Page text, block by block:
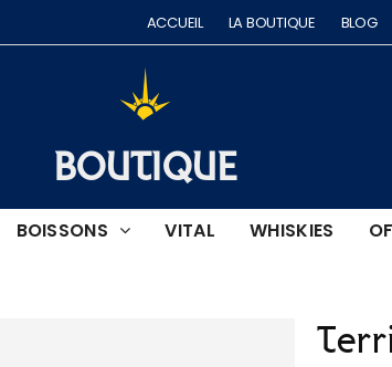
ACCUEIL LA BOUTIQUE BLOG
BOISSONS VITAL WHISKIES
BOUTIQUE